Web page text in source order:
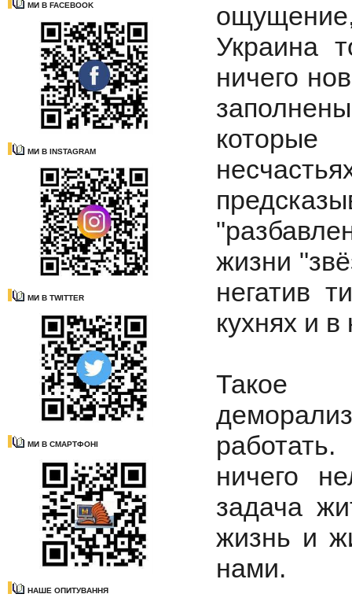
МИ В FACEBOOK
МИ В INSTAGRAM
МИ В TWITTER
МИ В СМАРТФОНІ
НАШЕ ОПИТУВАННЯ
Украина
ничего
которые
жизни
негатив
кухнях и в
Такое
ничего
задача
жизнь и
нами.